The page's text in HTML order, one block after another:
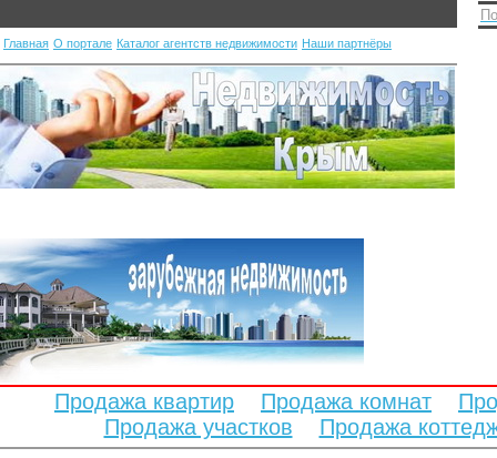
Главная О портале Каталог агентств недвижимости Наши партнёры
Продажа квартир Продажа комнат
Продажа участков
Продажа